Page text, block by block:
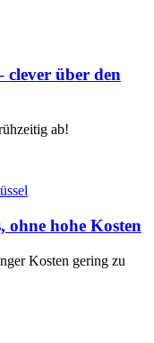
clever über den
ab!
ohne hohe Kosten
Kosten gering zu